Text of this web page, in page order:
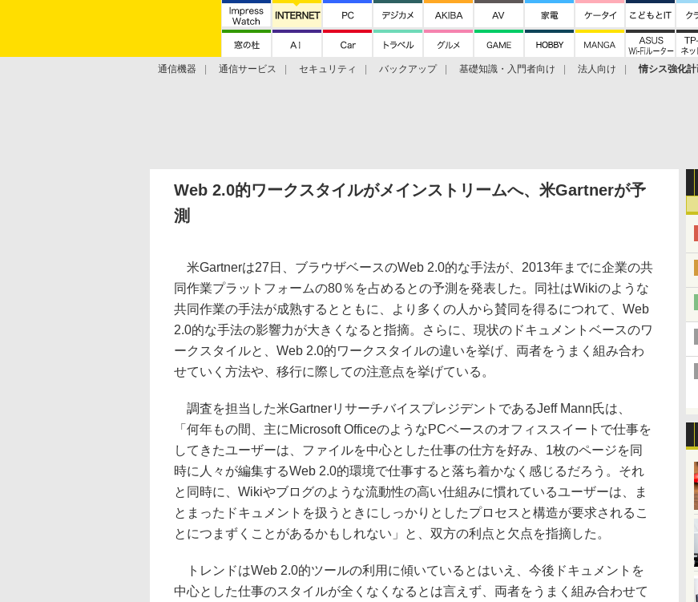
通信機器 通信サービス セキュリティ バックアップ 基礎知識・入門者向け 法人向け 情シス強化
Web 2.0的ワークスタイルがメインストリームへ、米Gartnerが予
測
米Gartnerは27日、ブラウザベースのWeb 2.0的な手法が、2013年までに企業の共
同作業プラットフォームの80％を占めるとの予測を発表した。同社はWikiのような
共同作業の手法が成熟するとともに、より多くの人から賛同を得るにつれて、Web
2.0的な手法の影響力が大きくなると指摘。さらに、現状のドキュメントベースのワ
ークスタイルと、Web 2.0的ワークスタイルの違いを挙げ、両者をうまく組み合わ
せていく方法や、移行に際しての注意点を挙げている。
調査を担当した米GartnerリサーチバイスプレジデントであるJeff Mann氏は、
「何年もの間、主にMicrosoft OfficeのようなPCベースのオフィススイートで仕事を
してきたユーザーは、ファイルを中心とした仕事の仕方を好み、1枚のページを同
時に人々が編集するWeb 2.0的環境で仕事すると落ち着かなく感じるだろう。それ
と同時に、Wikiやブログのような流動性の高い仕組みに慣れているユーザーは、ま
とまったドキュメントを扱うときにしっかりとしたプロセスと構造が要求されるこ
とにつまずくことがあるかもしれない」と、双方の利点と欠点を指摘した。
トレンドはWeb 2.0的ツールの利用に傾いているとはいえ、今後ドキュメントを
中心とした仕事のスタイルが全くなくなるとは言えず、両者をうまく組み合わせて